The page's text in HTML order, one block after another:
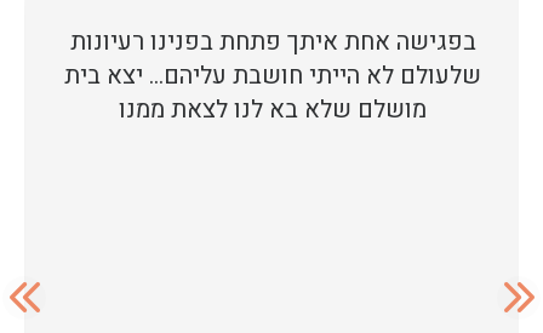
בפגישה אחת איתך פתחת בפנינו רעיונות
שלעולם לא הייתי חושבת עליהם… יצא בית
מושלם שלא בא לנו לצאת ממנו